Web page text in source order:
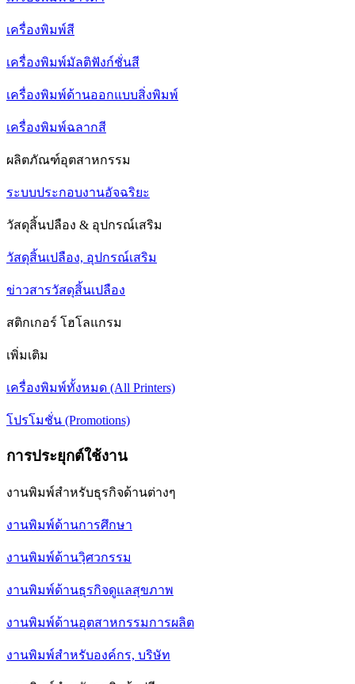
เครื่องพิมพ์สี
เครื่องพิมพ์มัลติฟังก์ชั่นสี
เครื่องพิมพ์ด้านออกแบบสิ่งพิมพ์
เครื่องพิมพ์ฉลากสี
ผลิตภัณฑ์อุตสาหกรรม
ระบบประกอบงานอัจฉริยะ
วัสดุสิ้นปลือง & อุปกรณ์เสริม
วัสดุสิ้นเปลือง, อุปกรณ์เสริม
ข่าวสารวัสดุสิ้นเปลือง
สติกเกอร์ โฮโลแกรม
เพิ่มเติม
เครื่องพิมพ์ทั้งหมด (All Printers)
โปรโมชั่น (Promotions)
การประยุกต์ใช้งาน
งานพิมพ์สำหรับธุรกิจด้านต่างๆ
งานพิมพ์ด้านการศึกษา
งานพิมพ์ด้านวฺิศวกรรม
งานพิมพ์ด้านธุรกิจดูแลสุขภาพ
งานพิมพ์ด้านอุตสาหกรรมการผลิต
งานพิมพ์สำหรับองค์กร, บริษัท